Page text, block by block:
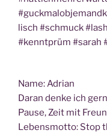
lisch #schmuck
#kennt­prüm #sarah
Name: Adri­an
Dar­an den­ke ich
Pau­se, Zeit mit
Lebens­mot­to: Stop